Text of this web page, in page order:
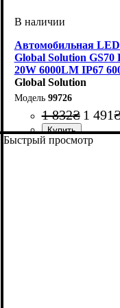
Автомобильная
Global Solution GS70
20W 6000LM IP67
Global Solution
99726
1 832₴ 1 491
Цоколь лампы: PSX26
Тип светодиодного
Напряжение, V: 9-60V
Мощность, W: 20W
Световой поток, LM
Цветовая Температура
Количество в упаковке
Быстрый просмотр